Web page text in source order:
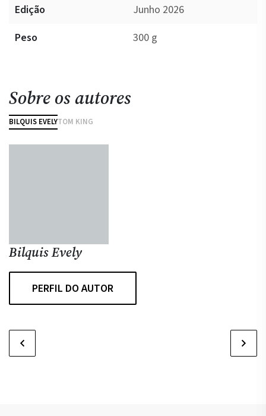
Edição
Junho 2026
Peso
300 g
Sobre os autores
BILQUIS EVELYTOM KING
Bilquis Evely
PERFIL DO AUTOR